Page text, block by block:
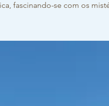
fascinando-se com os